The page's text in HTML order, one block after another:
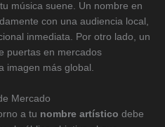
música suene. Un nombre en
con una audiencia local,
inmediata. Por otro lado, un
puertas en mercados
imagen más global.
Mercado
a tu nombre artístico debe